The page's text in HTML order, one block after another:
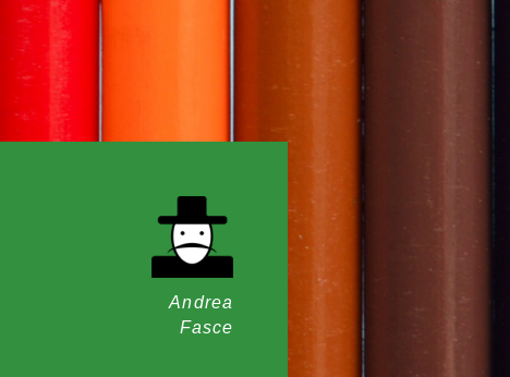
Andrea
Fasce